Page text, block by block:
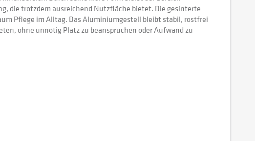
die trotzdem ausreichend Nutzfläche bietet. Die gesinterte
Pflege im Alltag. Das Aluminiumgestell bleibt stabil, rostfrei
ohne unnötig Platz zu beanspruchen oder Aufwand zu